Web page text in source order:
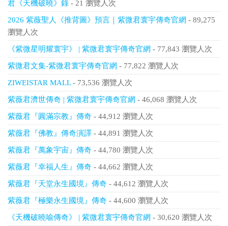
君《天機破曉》錄 - 21 瀏覽人次
2026 紫薇聖人《推背圖》預言｜紫微君寰宇傳奇官網 - 89,275
瀏覽人次
《紫微星明耀寰宇》 | 紫微君寰宇傳奇官網 - 77,843 瀏覽人次
紫微君文集-紫微君寰宇傳奇官網 - 77,822 瀏覽人次
ZIWEISTAR MALL- 73,536 瀏覽人次
紫薇君濟世傳奇 | 紫微君寰宇傳奇官網 - 46,068 瀏覽人次
紫薇君『圓滿宗教』傳奇 - 44,912 瀏覽人次
紫薇君『佛教』傳奇演譯 - 44,891 瀏覽人次
紫薇君『萬象宇宙』傳奇 - 44,780 瀏覽人次
紫薇君『幸福人生』傳奇 - 44,662 瀏覽人次
紫薇君『天堂永生國境』傳奇 - 44,612 瀏覽人次
紫薇君『極樂永生國境』傳奇 - 44,600 瀏覽人次
《天機破曉喻傳奇》 | 紫微君寰宇傳奇官網 - 30,620 瀏覽人次